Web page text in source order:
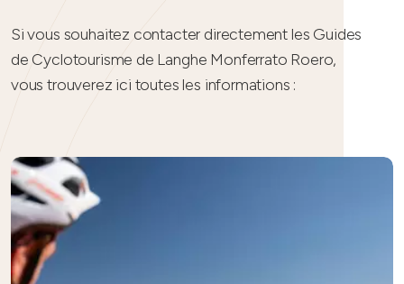
Si vous souhaitez contacter directement les Guides
de Cyclotourisme de Langhe Monferrato Roero,
vous trouverez ici toutes les informations :